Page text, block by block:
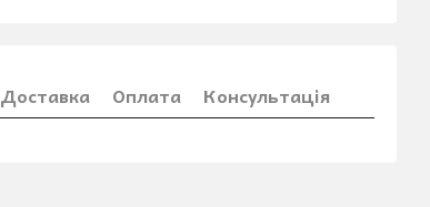
Доставка Оплата Консультація